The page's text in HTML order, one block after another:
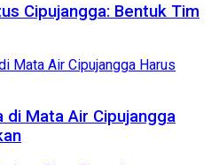
Cipujangga: Bentuk Tim
di Mata Air Cipujangga